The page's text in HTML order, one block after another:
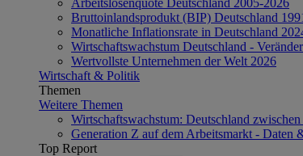
Bruttoinlandsprodukt (BIP) Deutschland
Monatliche Inflationsrate in Deutschland
Wirtschaftswachstum Deutschland -
Wertvollste Unternehmen der Welt 2026
Wirtschaft & Politik
Themen
Weitere Themen
Wirtschaftswachstum: Deutschland
Generation Z auf dem Arbeitsmarkt - Daten
Top Report